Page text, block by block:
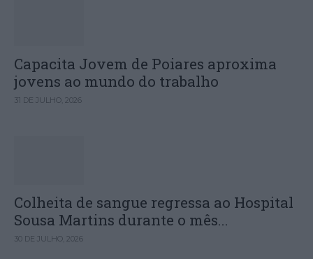
Capacita Jovem de Poiares aproxima
jovens ao mundo do trabalho
31 DE JULHO, 2026
Colheita de sangue regressa ao Hospital
Sousa Martins durante o mês...
30 DE JULHO, 2026